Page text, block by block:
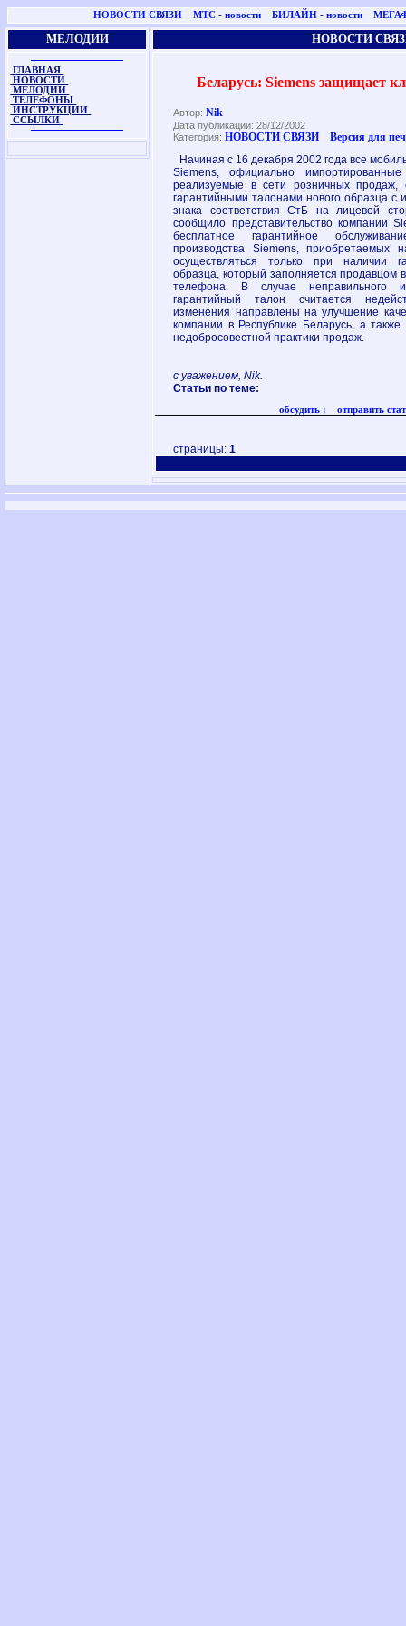
НОВОСТИ СВЯЗИ МТС - новости БИЛАЙН - новости
МЕЛОДИИ
ГЛАВНАЯ
НОВОСТИ
МЕЛОДИИ
ТЕЛЕФОНЫ
ИНСТРУКЦИИ
ССЫЛКИ
НОВОСТИ
Беларусь: Siemens защищает
Автор:Nik
Дата публикации: 28/12/2002
Категория:НОВОСТИ СВЯЗИ
Версия для
Начиная с 16 декабря 2002 года все
Siemens, официально
реализуемые в сети розничных продаж,
гарантийными талонами нового образца с
знака соответствия СтБ на лицевой
сообщило представительство компании
бесплатное гарантийное
производства Siemens, приобретаемых
осуществляться только при наличии
образца, который заполняется продавцом
телефона. В случае неправильного
гарантийный талон считается
изменения направлены на улучшение
компании в Республике Беларусь, а
недобросовестной практики продаж.
с уважением, Nik.
Статьи по теме:
обсудить : отправить
страницы:1